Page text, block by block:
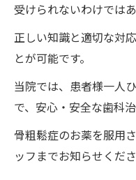
受けられないわけでは
正しい知識と適切な対
とが可能です。
当院では、患者様一人
で、安心・安全な歯科
骨粗鬆症のお薬を服用
ッフまでお知らせくださ